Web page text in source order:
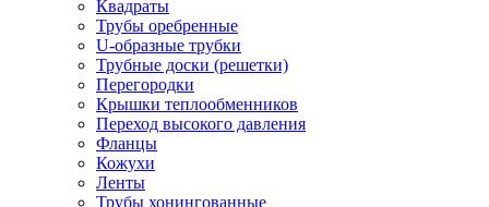
Квадраты
Трубы оребренные
U-образные трубки
Трубные доски (решетки)
Перегородки
Крышки теплообменников
Переход высокого давления
Фланцы
Кожухи
Ленты
Трубы хонингованные